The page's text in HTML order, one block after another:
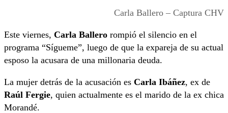
Carla Ballero – Captura CHV
Este viernes, Carla Ballero rompió el silencio en el
programa “Sígueme”, luego de que la expareja de su actual
esposo la acusara de una millonaria deuda.
La mujer detrás de la acusación es Carla Ibáñez, ex de
Raúl Fergie, quien actualmente es el marido de la ex chica
Morandé.